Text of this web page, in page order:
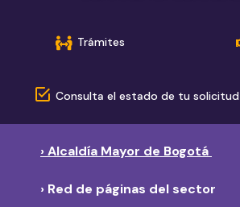
Trámites
Consulta el estado de tu solicitud
› Alcaldía Mayor de Bogotá
› Red de páginas del sector